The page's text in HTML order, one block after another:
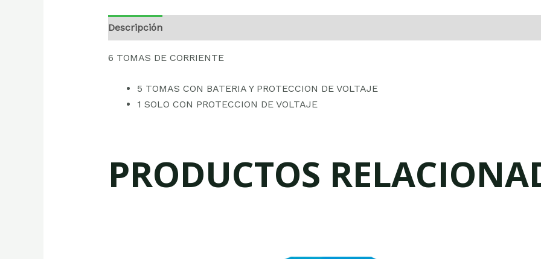
Descripción
6 TOMAS DE CORRIENTE
5 TOMAS CON BATERIA Y PROTECCION DE VOLTAJE
1 SOLO CON PROTECCION DE VOLTAJE
PRODUCTOS